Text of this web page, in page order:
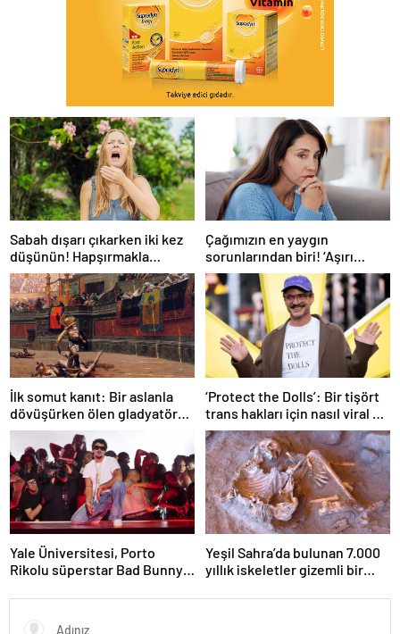
Sabah dışarı çıkarken iki kez
düşünün! Hapşırmakla
başlayıp astıma
dönüşebiliyor
Çağımızın en yaygın
sorunlarından biri! ‘Aşırı
düşünmeyle başa çıkmak
mümkün’
İlk somut kanıt: Bir aslanla
dövüşürken ölen gladyatörün
iskeleti bulundu
‘Protect the Dolls’: Bir tişört
trans hakları için nasıl viral bir
sembol haline geldi?
Yale Üniversitesi, Porto
Rikolu süperstar Bad Bunny
Yeşil Sahra’da bulunan 7.000
yıllık iskeletler gizemli bir